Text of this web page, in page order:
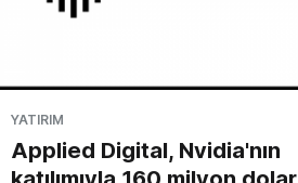
YATIRIM
Applied Digital, Nvidia'nın